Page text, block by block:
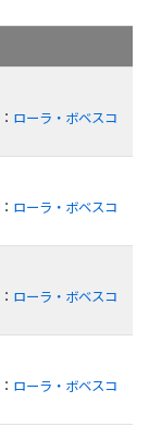
： ローラ・ボベスコ
： ローラ・ボベスコ
： ローラ・ボベスコ
： ローラ・ボベスコ